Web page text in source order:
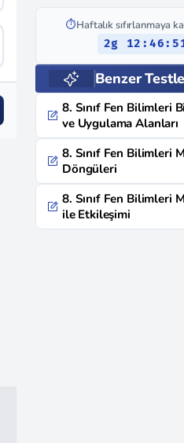
⏱️Haftalık sıfırlanmaya
2g
Benzer
8. Sınıf Fen Bilimleri
ve Uygulama Alanları
8. Sınıf Fen Bilimleri
Döngüleri
8. Sınıf Fen Bilimleri
ile Etkileşimi